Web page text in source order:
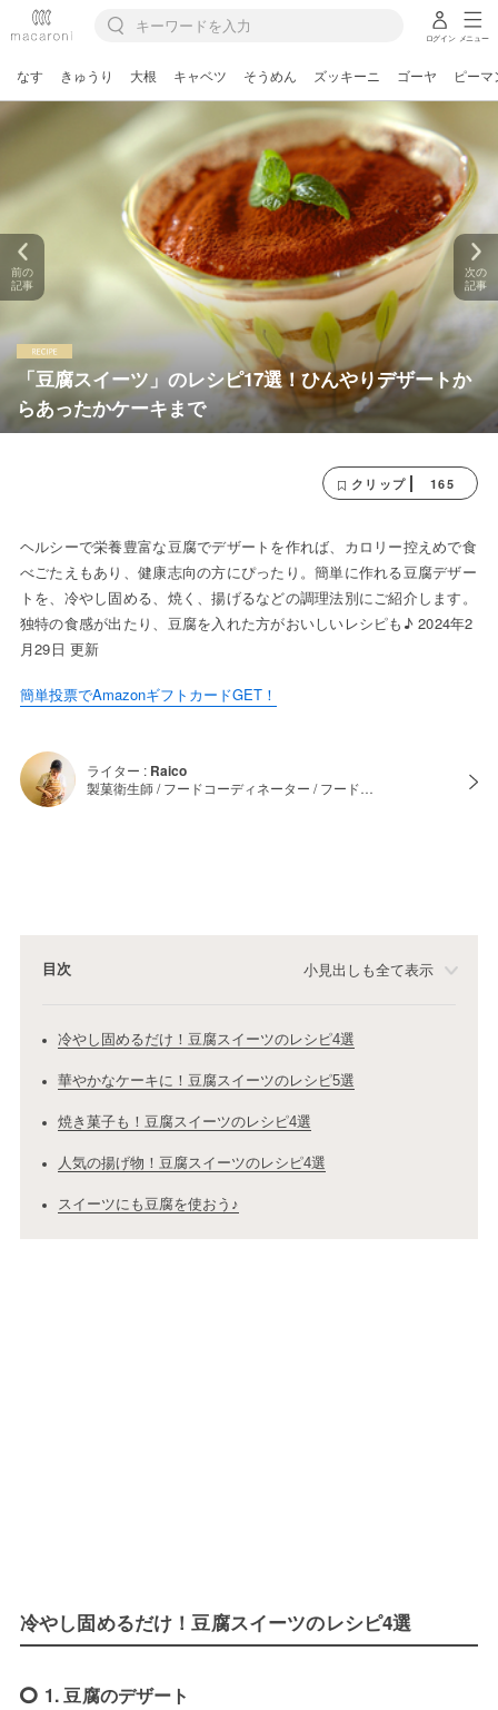
ログイン メニュー
なす きゅうり 大根 キャベツ そうめん ズッキーニ ゴーヤ ピーマ
「豆腐スイーツ」のレシピ17選！ひんやりデザートか
らあったかケーキまで
前の
記事
次の
記事
クリップ 165
ヘルシーで栄養豊富な豆腐でデザートを作れば、カロリー控えめで食
べごたえもあり、健康志向の方にぴったり。簡単に作れる豆腐デザー
トを、冷やし固める、焼く、揚げるなどの調理法別にご紹介します。
独特の食感が出たり、豆腐を入れた方がおいしいレシピも♪ 2024年2
月29日 更新
簡単投票でAmazonギフトカードGET！
ライター : Raico
製菓衛生師 / フードコーディネーター / フード…
目次 小見出しも全て表示
冷やし固めるだけ！豆腐スイーツのレシピ4選
華やかなケーキに！豆腐スイーツのレシピ5選
焼き菓子も！豆腐スイーツのレシピ4選
人気の揚げ物！豆腐スイーツのレシピ4選
スイーツにも豆腐を使おう♪
冷やし固めるだけ！豆腐スイーツのレシピ4選
1. 豆腐のデザート